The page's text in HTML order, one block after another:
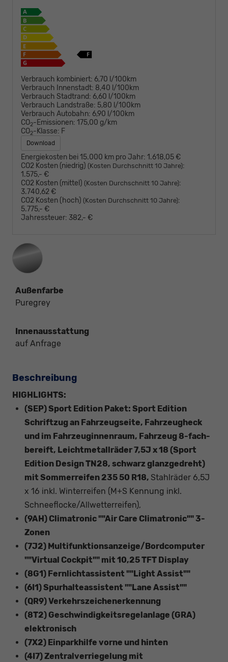
Verbrauch kombiniert: 6,70 l/100km
Verbrauch Innenstadt: 8,40 l/100km
Verbrauch Stadtrand: 6,60 l/100km
Verbrauch Landstraße: 5,80 l/100km
Verbrauch Autobahn: 6,90 l/100km
CO2-Emissionen: 175,00 g/km
CO2-Klasse: F
Download
Energiekosten bei 15.000 km pro Jahr: 1.618,05 €
CO2 Kosten (niedrig) (Kosten Durchschnitt 10 Jahre):
1.575,- €
CO2 Kosten (mittel) (Kosten Durchschnitt 10 Jahre):
3.740,62 €
CO2 Kosten (hoch) (Kosten Durchschnitt 10 Jahre):
5.775,- €
Jahressteuer: 382,- €
Außenfarbe
Puregrey
Innenausstattung
auf Anfrage
Beschreibung
HIGHLIGHTS:
(SEP) Sport Edition Paket: Sport Edition
Schriftzug an Fahrzeugseite, Fahrzeugheck
und im Fahrzeuginnenraum, Fahrzeug 8-fach-
bereift, Leichtmetallräder 7,5J x 18 (Sport
Edition Design TN28, schwarz glanzgedreht)
mit Sommerreifen 235 50 R18, Stahlräder 6,5J
x 16 inkl. Winterreifen (M+S Kennung inkl.
Schneeflocke/Allwetterreifen),
(9AH) Climatronic ""Air Care Climatronic"" 3-
Zonen
(7J2) Multifunktionsanzeige/Bordcomputer
""Virtual Cockpit"" mit 10,25 TFT Display
(8G1) Fernlichtassistent ""Light Assist""
(6I1) Spurhalteassistent ""Lane Assist""
(QR9) Verkehrszeichenerkennung
(8T2) Geschwindigkeitsregelanlage (GRA)
elektronisch
(7X2) Einparkhilfe vorne und hinten
(4I7) Zentralverriegelung mit